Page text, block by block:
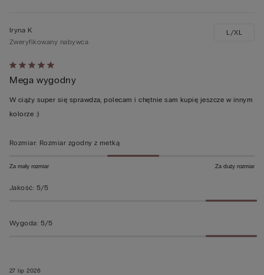
Ocena
5
z
5
27 lip 2026
Iryna K
Zweryfikowany nabywca
Mega wygodny
W ciąży super się sprawdza, polecam i chętnie sam kupię jeszcze w innym
kolorze :)
L/XL
Rozmiar: Rozmiar zgodny z metką
Za mały rozmiar Za duży rozmiar
Jakość: 5/5
Wygoda: 5/5